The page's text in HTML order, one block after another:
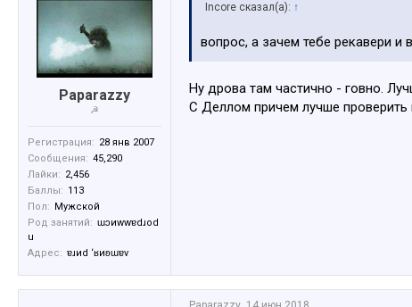
Paparazzy
☭
Регистрация: 28 янв 2007
Сообщения: 45,290
Лайки: 2,456
Баллы: 113
Пол:
Мужской
Род занятий: ɯɔиwwɐdɹоd
u
Адрес: ɐɹиd ‘ʁиʚɯɐv
Incore сказал(а): ↑
вопрос, а зачем тебе рекавери и
Ну дрова там частично - говно.
С Деллом причем лучше проверить